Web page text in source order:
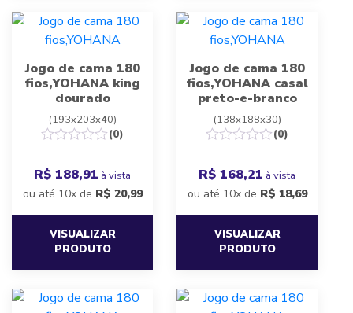
Jogo de cama 180
fios,YOHANA king
dourado
(193x203x40)
(0)
R$ 188,91 à vista
ou até 10x de R$ 20,99
VISUALIZAR
PRODUTO
Jogo de cama 180
fios,YOHANA casal
preto-e-branco
(138x188x30)
(0)
R$ 168,21 à vista
ou até 10x de R$ 18,69
VISUALIZAR
PRODUTO